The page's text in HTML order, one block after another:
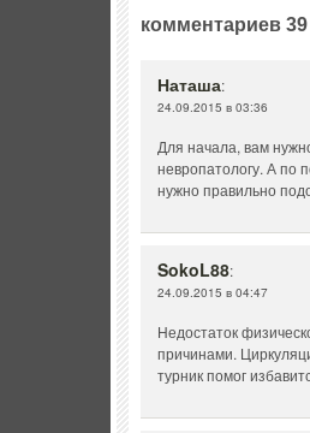
комментариев 39
Наташа:
24.09.2015 в 03:36
Для начала, вам
невропатологу. А по
нужно правильно
SokoL88:
24.09.2015 в 04:47
Недостаток
причинами.
турник помог